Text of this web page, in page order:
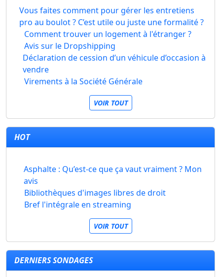
Vous faites comment pour gérer les entretiens
pro au boulot ? C’est utile ou juste une formalité ?
Comment trouver un logement à l'étranger ?
Avis sur le Dropshipping
Déclaration de cession d’un véhicule d’occasion à
vendre
Virements à la Société Générale
VOIR TOUT
HOT
Asphalte : Qu’est-ce que ça vaut vraiment ? Mon
avis
Bibliothèques d'images libres de droit
Bref l'intégrale en streaming
VOIR TOUT
DERNIERS SONDAGES